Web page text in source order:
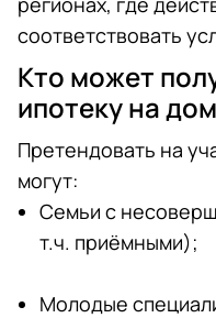
соответствовать
Кто может
ипотеку на дом
Претендовать на
могут:
Семьи с
т.ч. приёмными);
Молодые